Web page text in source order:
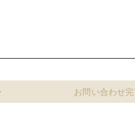
お問い合わせ完